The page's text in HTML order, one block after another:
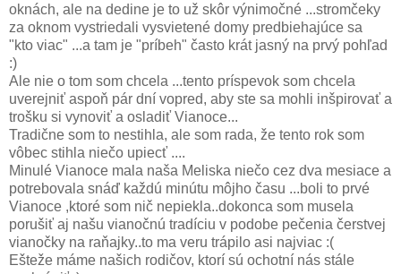
oknách, ale na dedine je to už skôr výnimočné ...stromčeky
za oknom vystriedali vysvietené domy predbiehajúce sa
"kto viac" ...a tam je "príbeh" často krát jasný na prvý pohľad
:)
Ale nie o tom som chcela ...tento príspevok som chcela
uverejniť aspoň pár dní vopred, aby ste sa mohli inšpirovať a
trošku si vynoviť a osladiť Vianoce...
Tradične som to nestihla, ale som rada, že tento rok som
vôbec stihla niečo upiecť ....
Minulé Vianoce mala naša Meliska niečo cez dva mesiace a
potrebovala snáď každú minútu môjho času ...boli to prvé
Vianoce ,ktoré som nič nepiekla..dokonca som musela
porušiť aj našu vianočnú tradíciu v podobe pečenia čerstvej
vianočky na raňajky..to ma veru trápilo asi najviac :(
Ešteže máme našich rodičov, ktorí sú ochotní nás stále